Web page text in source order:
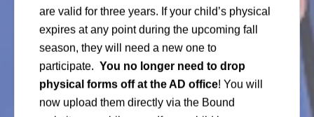
are valid for three years. If your child’s physical
expires at any point during the upcoming fall
season, they will need a new one to
participate. You no longer need to drop
physical forms off at the AD office! You will
now upload them directly via the Bound